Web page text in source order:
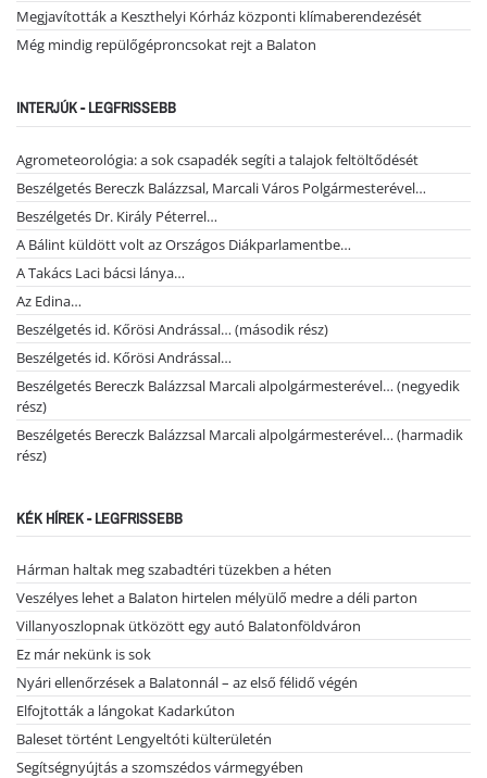
Megjavították a Keszthelyi Kórház központi klímaberendezését
Még mindig repülőgéproncsokat rejt a Balaton
INTERJÚK - LEGFRISSEBB
Agrometeorológia: a sok csapadék segíti a talajok feltöltődését
Beszélgetés Bereczk Balázzsal, Marcali Város Polgármesterével…
Beszélgetés Dr. Király Péterrel…
A Bálint küldött volt az Országos Diákparlamentbe…
A Takács Laci bácsi lánya…
Az Edina…
Beszélgetés id. Kőrösi Andrással… (második rész)
Beszélgetés id. Kőrösi Andrással…
Beszélgetés Bereczk Balázzsal Marcali alpolgármesterével… (negyedik
rész)
Beszélgetés Bereczk Balázzsal Marcali alpolgármesterével… (harmadik
rész)
KÉK HÍREK - LEGFRISSEBB
Hárman haltak meg szabadtéri tüzekben a héten
Veszélyes lehet a Balaton hirtelen mélyülő medre a déli parton
Villanyoszlopnak ütközött egy autó Balatonföldváron
Ez már nekünk is sok
Nyári ellenőrzések a Balatonnál – az első félidő végén
Elfojtották a lángokat Kadarkúton
Baleset történt Lengyeltóti külterületén
Segítségnyújtás a szomszédos vármegyében